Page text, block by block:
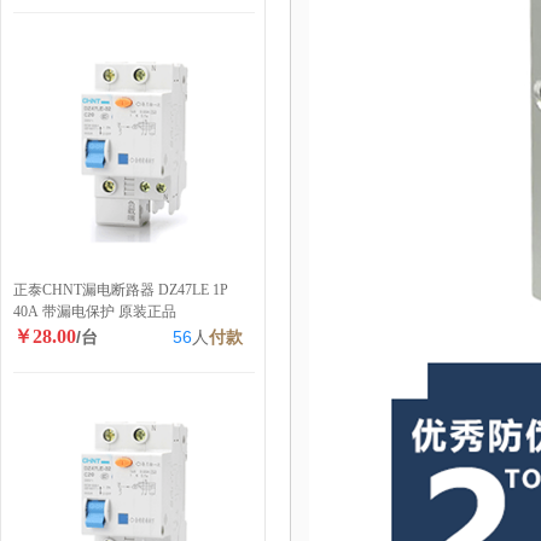
正泰CHNT漏电断路器 DZ47LE 1P
40A 带漏电保护 原装正品
￥28.00/台 56人付款